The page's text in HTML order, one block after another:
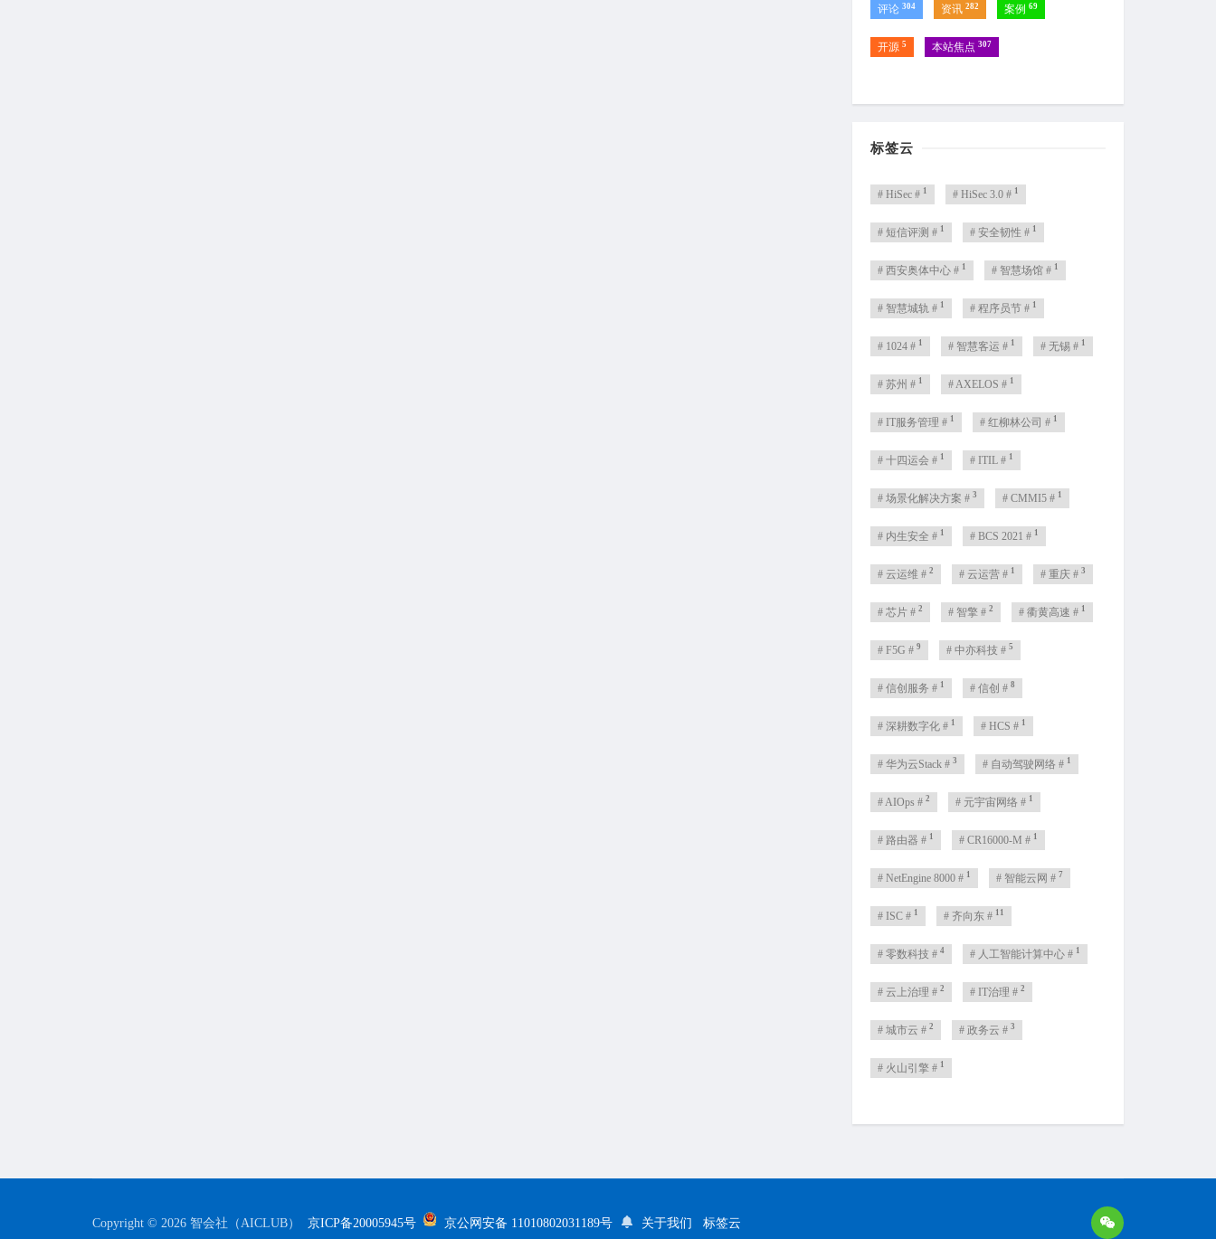
评论 304 资讯 282 案例 69
开源 5 本站焦点 307
标签云
# HiSec # 1 # HiSec 3.0 # 1
# 短信评测 # 1 # 安全韧性 # 1
# 西安奥体中心 # 1 # 智慧场馆 # 1
# 智慧城轨 # 1 # 程序员节 # 1
# 1024 # 1 # 智慧客运 # 1 # 无锡 # 1
# 苏州 # 1 # AXELOS # 1
# IT服务管理 # 1 # 红柳林公司 # 1
# 十四运会 # 1 # ITIL # 1
# 场景化解决方案 # 3 # CMMI5 # 1
# 内生安全 # 1 # BCS 2021 # 1
# 云运维 # 2 # 云运营 # 1 # 重庆 # 3
# 芯片 # 2 # 智擎 # 2 # 衢黄高速 # 1
# F5G # 9 # 中亦科技 # 5
# 信创服务 # 1 # 信创 # 8
# 深耕数字化 # 1 # HCS # 1
# 华为云Stack # 3 # 自动驾驶网络 # 1
# AIOps # 2 # 元宇宙网络 # 1
# 路由器 # 1 # CR16000-M # 1
# NetEngine 8000 # 1 # 智能云网 # 7
# ISC # 1 # 齐向东 # 11
# 零数科技 # 4 # 人工智能计算中心 # 1
# 云上治理 # 2 # IT治理 # 2
# 城市云 # 2 # 政务云 # 3
# 火山引擎 # 1
Copyright © 2026 智会社（AICLUB） 京ICP备20005945号 京公网安备 11010802031189号 关于我们 标签云